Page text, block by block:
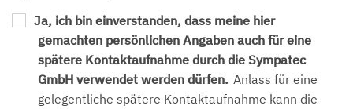
Ja, ich bin einverstanden, dass meine hier
gemachten persönlichen Angaben auch für eine
spätere Kontaktaufnahme durch die Sympatec
GmbH verwendet werden dürfen. Anlass für eine
gelegentliche spätere Kontaktaufnahme kann die